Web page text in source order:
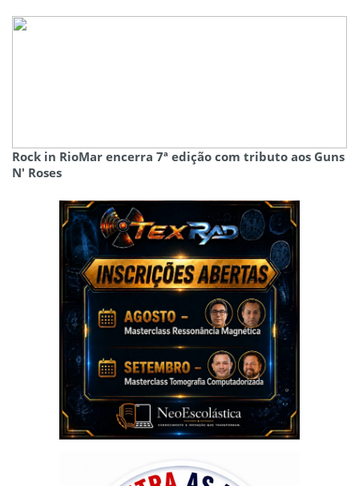
Rock in RioMar encerra 7ª edição com tributo aos Guns
N' Roses